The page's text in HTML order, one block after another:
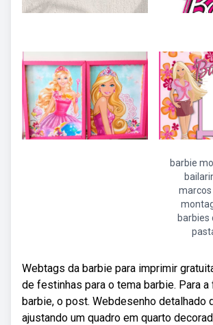
barbie
barbies
Webtags da barbie para imprimir
de festinhas para o tema barbie. Para
barbie, o post. Webdesenho detalhado
ajustando um quadro em quarto